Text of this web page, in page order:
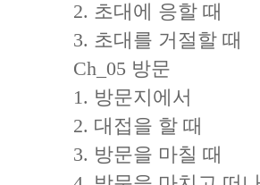
2. 초대에 응할 때
3. 초대를 거절할 때
Ch_05 방문
1. 방문지에서
2. 대접을 할 때
3. 방문을 마칠 때